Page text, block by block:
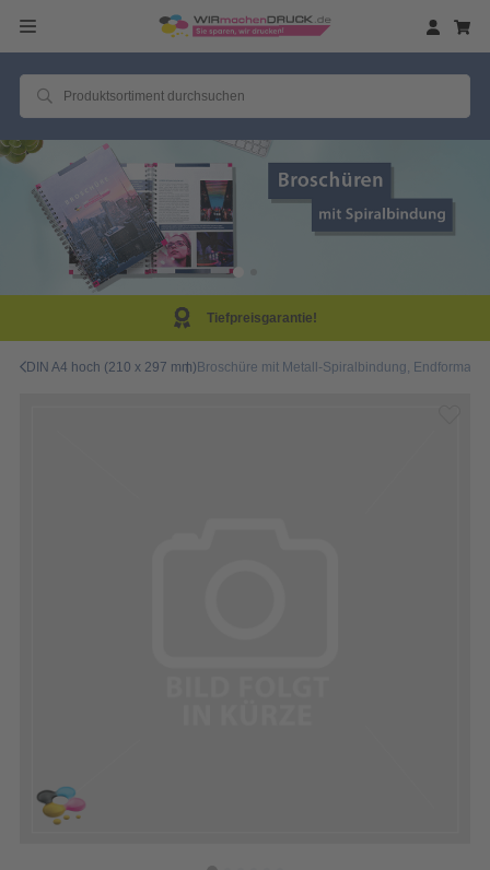
DIN A4 hoch (210 x 297 mm)Broschüre mit Metall-Spiralbindung, Endformat